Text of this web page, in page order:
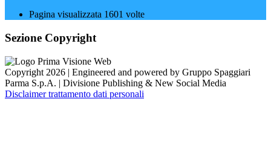
Pagina visualizzata 1601 volte
Sezione Copyright
Copyright 2026 | Engineered and powered by Gruppo Spaggiari
Parma S.p.A. | Divisione Publishing & New Social Media
Disclaimer trattamento dati personali